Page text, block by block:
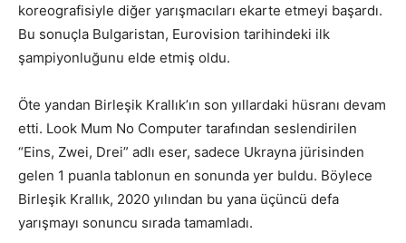
koreografisiyle diğer yarışmacıları ekarte etmeyi başardı.
Bu sonuçla Bulgaristan, Eurovision tarihindeki ilk
şampiyonluğunu elde etmiş oldu.
Öte yandan Birleşik Krallık’ın son yıllardaki hüsranı devam
etti. Look Mum No Computer tarafından seslendirilen
“Eins, Zwei, Drei” adlı eser, sadece Ukrayna jürisinden
gelen 1 puanla tablonun en sonunda yer buldu. Böylece
Birleşik Krallık, 2020 yılından bu yana üçüncü defa
yarışmayı sonuncu sırada tamamladı.